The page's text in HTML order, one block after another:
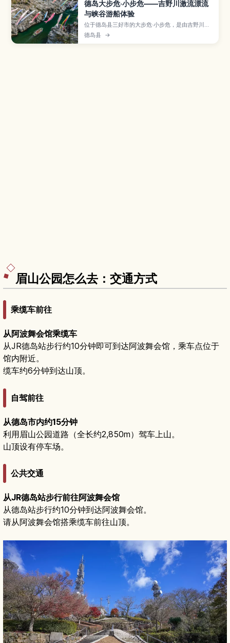
德岛大步危·小步危——吉野川激流漂流
与峡谷游船体验
位于德岛县三好市的大步危·小步危，是由吉野川长
年切割而成的峡谷，以嶙峋怪石和急流景观闻名，
是四国代表性的户外胜地。本文介绍激流漂流与观
德岛县 →
眉山公园怎么去：交通方式
乘缆车前往
从阿波舞会馆乘缆车
从JR德岛站步行约10分钟即可到达阿波舞会馆，乘车点位于
馆内附近。
缆车约6分钟到达山顶。
自驾前往
从德岛市内约15分钟
利用眉山公园道路（全长约2,850m）驾车上山。
山顶设有停车场。
公共交通
从JR德岛站步行前往阿波舞会馆
从德岛站步行约10分钟到达阿波舞会馆。
请从阿波舞会馆搭乘缆车前往山顶。